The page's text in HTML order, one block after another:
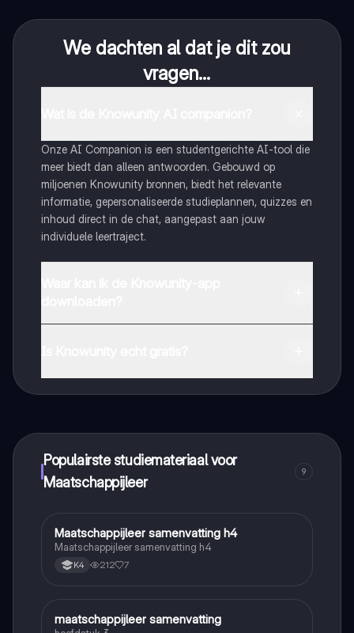
We dachten al dat je dit zou
vragen...
Onze AI Companion is een studentgerichte AI-tool die
meer biedt dan alleen antwoorden. Gebouwd op
miljoenen Knowunity bronnen, biedt het relevante
informatie, gepersonaliseerde studieplannen, quizzes en
inhoud direct in de chat, aangepast aan jouw
individuele leertraject.
Populairste studiemateriaal voor
Maatschappijleer
9
Maatschappijleer
Maatschappijleer samenvatting h4
Maatschappijleer samenvatting h4
K4 212 7
Maatschappijleer
maatschappijleer samenvatting